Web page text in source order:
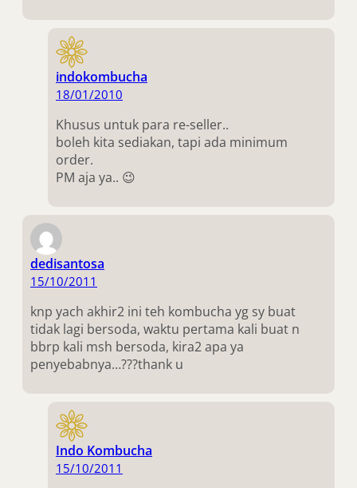
indokombucha
18/01/2010
Khusus untuk para re-seller..
boleh kita sediakan, tapi ada minimum
order.
PM aja ya.. 😉
dedisantosa
15/10/2011
knp yach akhir2 ini teh kombucha yg sy buat
tidak lagi bersoda, waktu pertama kali buat n
bbrp kali msh bersoda, kira2 apa ya
penyebabnya…???thank u
Indo Kombucha
15/10/2011